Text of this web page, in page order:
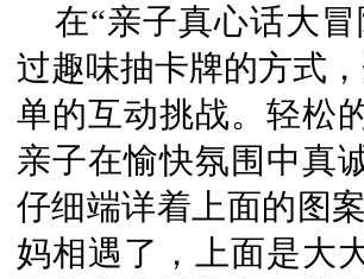
在“亲子真心话大
过趣味抽卡牌的方式
单的互动挑战。轻松
亲子在愉快氛围中真
仔细端详着上面的图
妈相遇了，上面是大